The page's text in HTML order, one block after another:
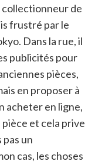
collectionneur de
frustré par le
Dans la rue, il
publicités pour
pièces,
en proposer à
acheter en ligne,
pièce et cela prive
pas un
cas, les choses